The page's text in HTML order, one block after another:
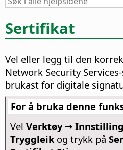
Sertifikat
Vel eller legg til den
Network Security
brukast for digitale
For å bruka denne
Vel Verktøy →
Tryggleikog trykk på